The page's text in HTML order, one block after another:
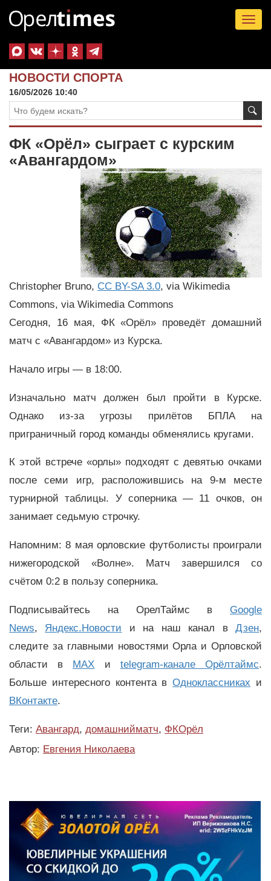
НОВОСТИ СПОРТА
16/05/2026 10:40
ФК «Орёл» сыграет с курским
«Авангардом»
Christopher Bruno, CC BY-SA 3.0, via Wikimedia
Commons, via Wikimedia Commons
Сегодня, 16 мая, ФК «Орёл» проведёт домашний
матч с «Авангардом» из Курска.
Начало игры — в 18:00.
Изначально матч должен был пройти в Курске.
Однако из-за угрозы прилётов БПЛА на
приграничный город команды обменялись кругами.
К этой встрече «орлы» подходят с девятью очками
после семи игр, расположившись на 9-м месте
турнирной таблицы. У соперника — 11 очков, он
занимает седьмую строчку.
Напомним: 8 мая орловские футболисты проиграли
нижегородской «Волне». Матч завершился со
счётом 0:2 в пользу соперника.
Подписывайтесь на ОрелТаймс в Google
News, Яндекс.Новости и на наш канал вДзен,
следите за главными новостями Орла и Орловской
области в MAX и telegram-канале Орёлтаймс.
Больше интересного контента вОдноклассниках и
ВКонтакте.
Теги: Авангард, домашнийматч, ФКОрёл
Автор: Евгения Николаева